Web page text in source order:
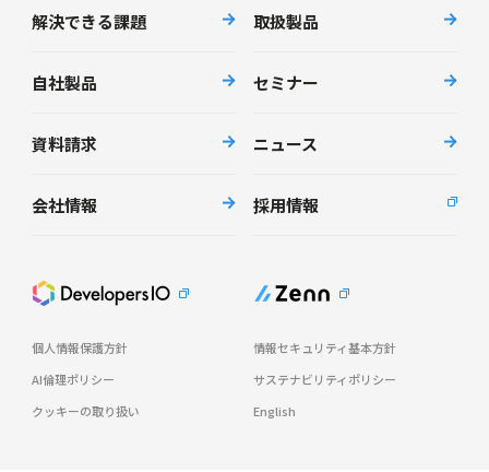
解決できる課題 取扱製品
自社製品 セミナー
資料請求 ニュース
会社情報 採用情報
個人情報保護方針
情報セキュリティ基本方針
AI倫理ポリシー
サステナビリティポリシー
クッキーの取り扱い
English